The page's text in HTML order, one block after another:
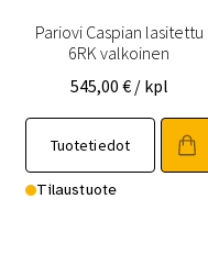
Pariovi Caspian lasitettu
6RK valkoinen
545,00 € / kpl
Tuotetiedot
tuotteella
onTilaustuote